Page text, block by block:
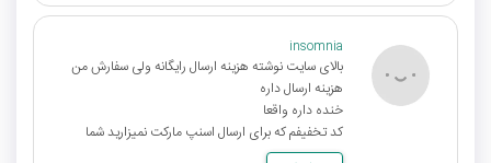
insomnia
بالای سایت نوشته هزینه ارسال رایگانه ولی سفارش من
هزینه ارسال داره
خنده داره واقعا
کد تخفیفم که برای ارسال اسنپ مارکت نمیزارید شما